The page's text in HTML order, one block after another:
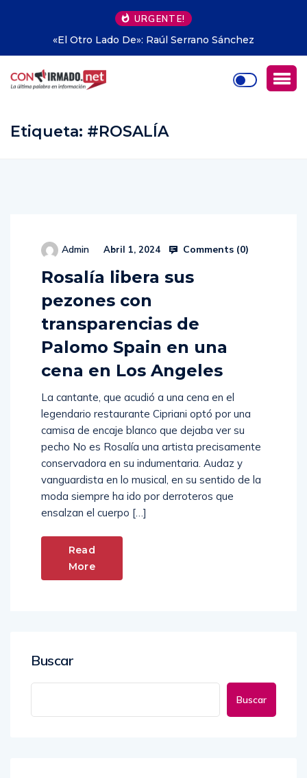
URGENTE!
Propiedad privada en Argentina: hasta dónde
avanzar Milei
Etiqueta: #ROSALÍA
Admin Abril 1, 2024 Comments (0)
Rosalía libera sus
pezones con
transparencias de
Palomo Spain en una
cena en Los Angeles
La cantante, que acudió a una cena en el
legendario restaurante Cipriani optó por una
camisa de encaje blanco que dejaba ver su
pecho No es Rosalía una artista precisamente
conservadora en su indumentaria. Audaz y
vanguardista en lo musical, en su sentido de la
moda siempre ha ido por derroteros que
ensalzan el cuerpo […]
Read
More
Buscar
Buscar